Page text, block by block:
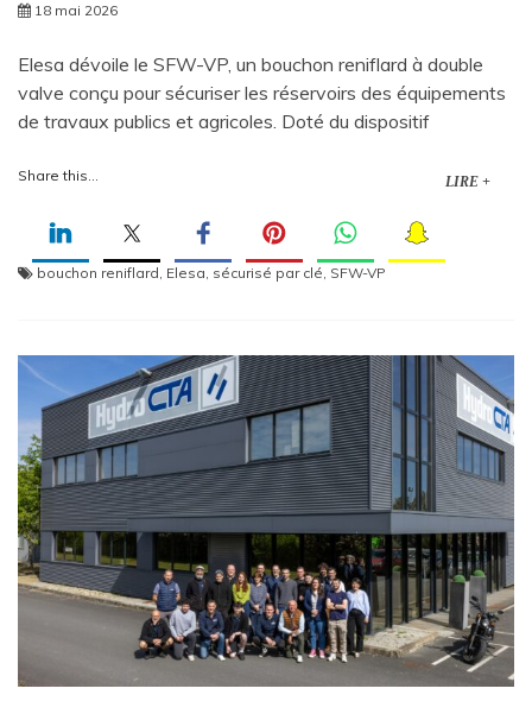
18 mai 2026
Elesa dévoile le SFW-VP, un bouchon reniflard à double
valve conçu pour sécuriser les réservoirs des équipements
de travaux publics et agricoles. Doté du dispositif
Share this... LIRE +
bouchon reniflard, Elesa, sécurisé par clé, SFW-VP